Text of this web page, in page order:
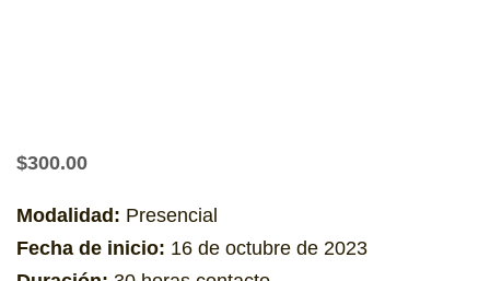
$300.00
Modalidad: Presencial
Fecha de inicio: 16 de octubre de 2023